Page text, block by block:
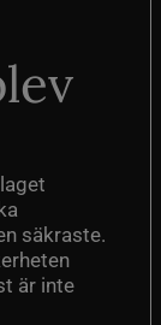
säkraste.
är inte